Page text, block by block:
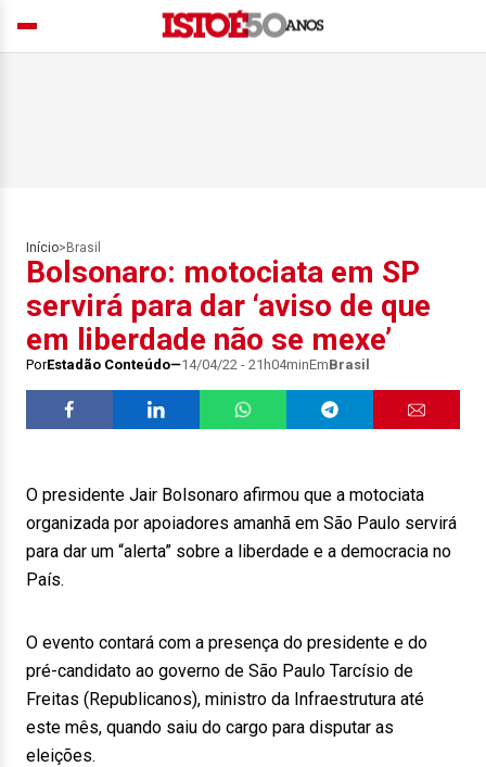
Início> Brasil
Bolsonaro: motociata em SP
servirá para dar ‘aviso de que
em liberdade não se mexe’
PorEstadão Conteúdo 14/04/22 - 21h04minEmBrasil
O presidente Jair Bolsonaro afirmou que a motociata
organizada por apoiadores amanhã em São Paulo servirá
para dar um “alerta” sobre a liberdade e a democracia no
País.
O evento contará com a presença do presidente e do
pré-candidato ao governo de São Paulo Tarcísio de
Freitas (Republicanos), ministro da Infraestrutura até
este mês, quando saiu do cargo para disputar as
eleições.